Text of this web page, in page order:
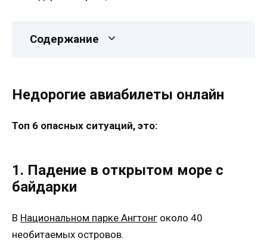
Содержание
Недорогие авиабилеты онлайн
Топ 6 опасных ситуаций, это:
1. Падение в открытом море с
байдарки
В Национальном парке Ангтонг около 40
необитаемых островов.